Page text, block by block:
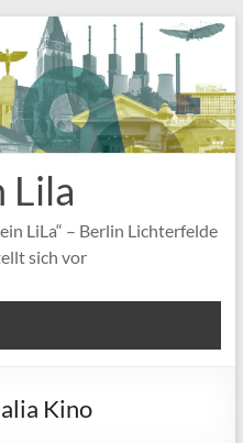
Lila
LiLa“ – Berlin Lichterfelde
sich vor
Kino